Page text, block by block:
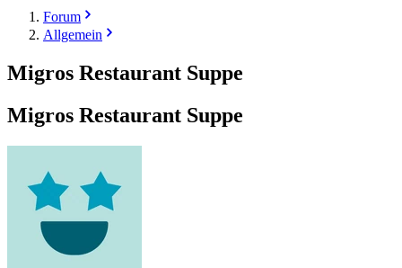
Forum
Allgemein
Migros Restaurant Suppe
Migros Restaurant Suppe